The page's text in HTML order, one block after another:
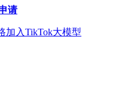
请
加入TikTok大模型